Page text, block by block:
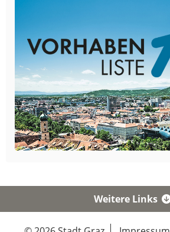
Weitere Links